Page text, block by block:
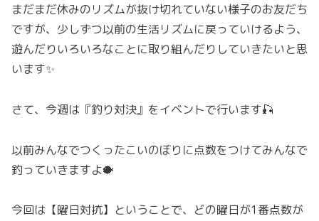
まだまだ休みのリズムが抜け切れていない様子のお友だち
ですが、少しずつ以前の生活リズムに戻っていけるよう、
遊んだりいろいろなことに取り組んだりしていきたいと思
います✨
さて、今週は『釣り対決』をイベントで行います🎣
以前みんなでつくったこいのぼりに点数をつけてみんなで
釣っていきますよ🐡
今回は【曜日対抗】ということで、どの曜日が1番点数が